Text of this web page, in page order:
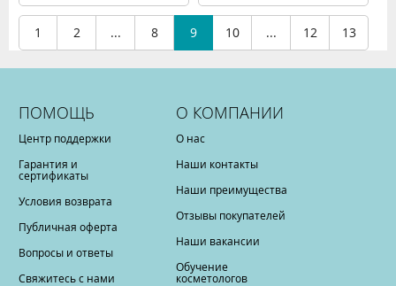
1 2 ... 8 9 10 ... 12 13
ПОМОЩЬ
Центр поддержки
Гарантия и
сертификаты
Условия возврата
Публичная оферта
Вопросы и ответы
Свяжитесь с нами
О КОМПАНИИ
О нас
Наши контакты
Наши преимущества
Отзывы покупателей
Наши вакансии
Обучение
косметологов